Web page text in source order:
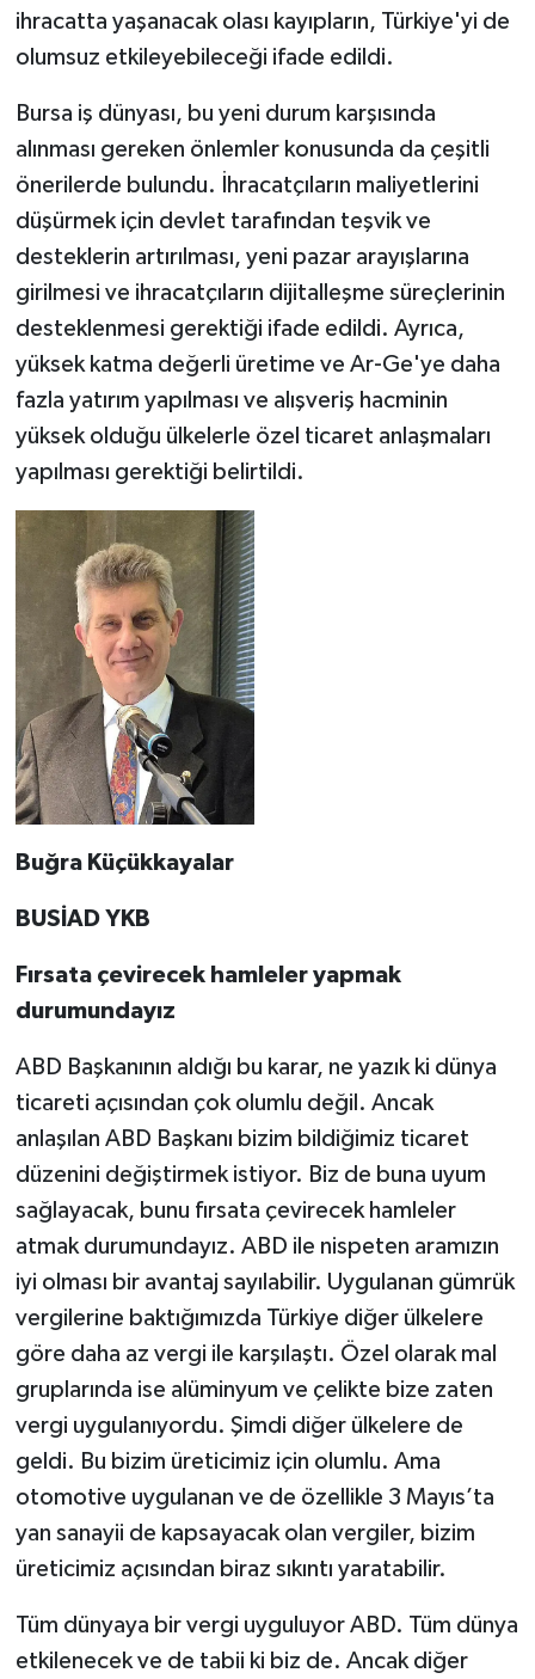
ihracatta yaşanacak olası kayıpların, Türkiye'yi de
olumsuz etkileyebileceği ifade edildi.
Bursa iş dünyası, bu yeni durum karşısında
alınması gereken önlemler konusunda da çeşitli
önerilerde bulundu. İhracatçıların maliyetlerini
düşürmek için devlet tarafından teşvik ve
desteklerin artırılması, yeni pazar arayışlarına
girilmesi ve ihracatçıların dijitalleşme süreçlerinin
desteklenmesi gerektiği ifade edildi. Ayrıca,
yüksek katma değerli üretime ve Ar-Ge'ye daha
fazla yatırım yapılması ve alışveriş hacminin
yüksek olduğu ülkelerle özel ticaret anlaşmaları
yapılması gerektiği belirtildi.
Buğra Küçükkayalar
BUSİAD YKB
Fırsata çevirecek hamleler yapmak
durumundayız
ABD Başkanının aldığı bu karar, ne yazık ki dünya
ticareti açısından çok olumlu değil. Ancak
anlaşılan ABD Başkanı bizim bildiğimiz ticaret
düzenini değiştirmek istiyor. Biz de buna uyum
sağlayacak, bunu fırsata çevirecek hamleler
atmak durumundayız. ABD ile nispeten aramızın
iyi olması bir avantaj sayılabilir. Uygulanan gümrük
vergilerine baktığımızda Türkiye diğer ülkelere
göre daha az vergi ile karşılaştı. Özel olarak mal
gruplarında ise alüminyum ve çelikte bize zaten
vergi uygulanıyordu. Şimdi diğer ülkelere de
geldi. Bu bizim üreticimiz için olumlu. Ama
otomotive uygulanan ve de özellikle 3 Mayıs’ta
yan sanayii de kapsayacak olan vergiler, bizim
üreticimiz açısından biraz sıkıntı yaratabilir.
Tüm dünyaya bir vergi uyguluyor ABD. Tüm dünya
etkilenecek ve de tabii ki biz de. Ancak diğer